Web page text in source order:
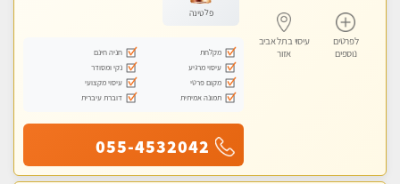
לפרטים
נוספים
עיסוי בתל אביב
אזור
פלטינה
מקלחת
חניה חינם
עיסוי מרגיע
נקי ומסודר
מקום פרטי
עיסוי מקצועי
תמונה אמיתית
דוברת עיברית
055-4532042